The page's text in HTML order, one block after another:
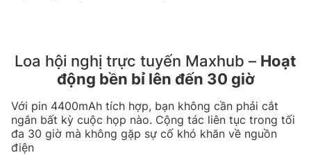
Loa hội nghị trực tuyến Maxhub – Hoạt
động bền bỉ lên đến 30 giờ
Với pin 4400mAh tích hợp, bạn không cần phải cắt
ngắn bất kỳ cuộc họp nào. Cộng tác liên tục trong tối
đa 30 giờ mà không gặp sự cố khó khăn về nguồn
điện